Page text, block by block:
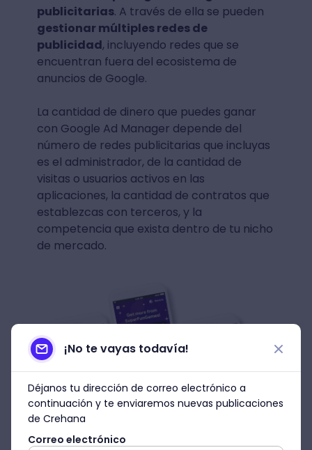
publicitarias. A través de ella se pueden
gestionar múltiples redes de
publicidad, incluyendo redes que se
encuentran fuera del ecosistema de
anuncios de Google.
La cantidad de dinero que puedes ganar
con Google Ad Manager depende del
número de redes publicitarias que incluyas
es el administrador, de la cantidad de
visitas o usuarios activos en las
aplicaciones, la cantidad de contratos que
establezcas con terceros, y la
competencia que exista dentro de tu nicho
de mercado.
¡No te vayas todavía!
Déjanos tu dirección de correo electrónico a
continuación y te enviaremos nuevas publicaciones
de Crehana
Correo electrónico